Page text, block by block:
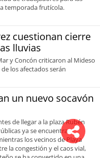
temporada frutícola.
cuestionan cierre
lluvias
y Concón criticaron al Mideso
los afectados serán
un nuevo socavón
de llegar a la plaza Rubén
ya se encuentra
los vecinos de Playa
la congestión y el caos vial,